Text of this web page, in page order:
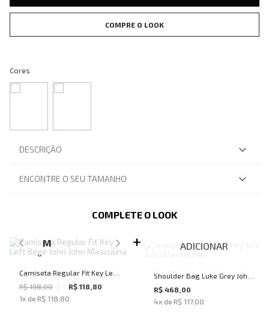
COMPRE O LOOK
Cores
DESCRIÇÃO
ENCONTRE O SEU TAMANHO
COMPLETE O LOOK
M
Camiseta Regular Fit Key Left
Bege John John Masculina
R$ 198,00
R$ 118,80
1x de R$ 118,80
ADICIONAR
Shoulder Bag Luke Grey John
John Masculina
R$ 468,00
4x de R$ 117,00